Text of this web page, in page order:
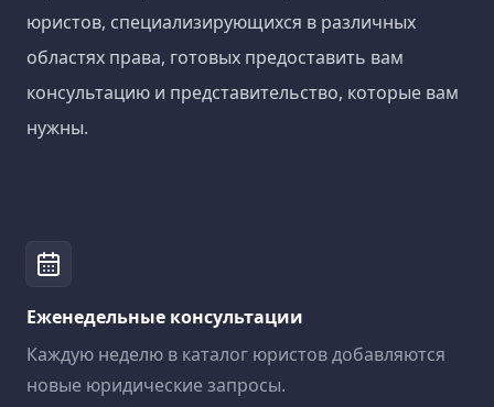
юристов, специализирующихся в различных
областях права, готовых предоставить вам
консультацию и представительство, которые вам
нужны.
Еженедельные консультации
Каждую неделю в каталог юристов добавляются
новые юридические запросы.